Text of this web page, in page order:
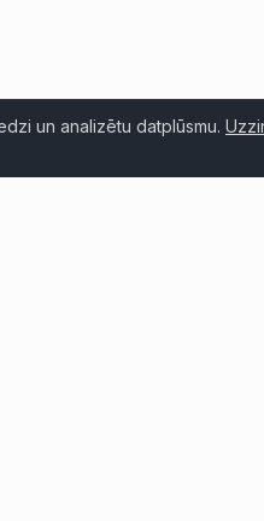
un analizētu datplūsmu.